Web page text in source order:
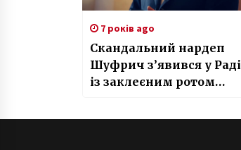
7 років ago
Скандальний нардеп
Шуфрич з’явився у Раді
із заклеєним ротом